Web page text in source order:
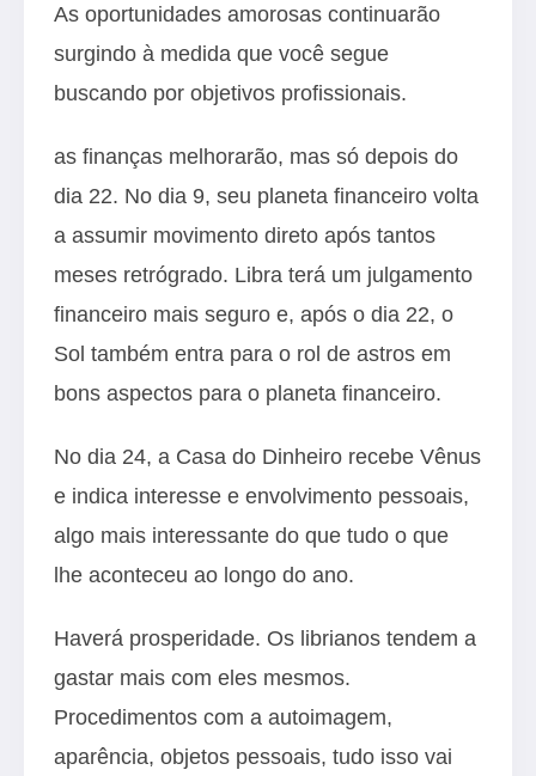
As oportunidades amorosas continuarão
surgindo à medida que você segue
buscando por objetivos profissionais.
as finanças melhorarão, mas só depois do
dia 22. No dia 9, seu planeta financeiro volta
a assumir movimento direto após tantos
meses retrógrado. Libra terá um julgamento
financeiro mais seguro e, após o dia 22, o
Sol também entra para o rol de astros em
bons aspectos para o planeta financeiro.
No dia 24, a Casa do Dinheiro recebe Vênus
e indica interesse e envolvimento pessoais,
algo mais interessante do que tudo o que
lhe aconteceu ao longo do ano.
Haverá prosperidade. Os librianos tendem a
gastar mais com eles mesmos.
Procedimentos com a autoimagem,
aparência, objetos pessoais, tudo isso vai